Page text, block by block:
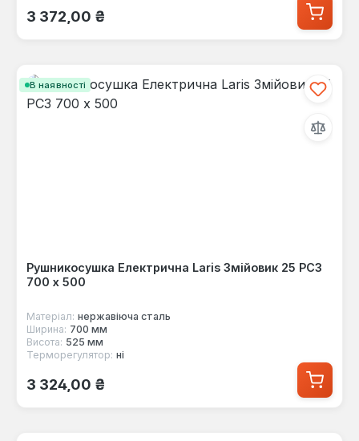
Звичайна ціна:
3 372,00 ₴
В наявності
Рушникосушка Електрична Laris Змійовик 25 РС3
700 х 500
Матеріал: нержавіюча сталь
Ширина: 700 мм
Висота: 525 мм
Терморегулятор: ні
Звичайна ціна:
3 324,00 ₴